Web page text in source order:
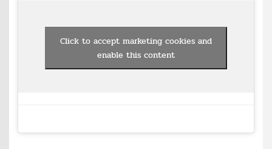
Click to accept marketing cookies and
enable this content